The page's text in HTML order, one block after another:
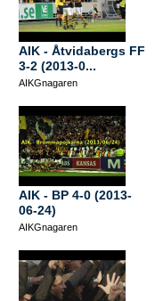
AIK - Åtvidabergs FF
3-2 (2013-0...
AIKGnagaren
AIK - BP 4-0 (2013-
06-24)
AIKGnagaren